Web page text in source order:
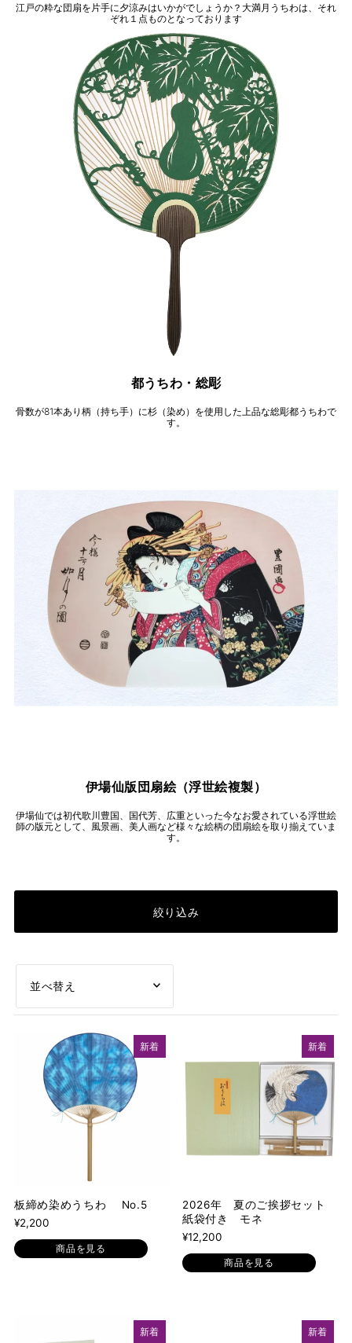
江戸の粋な団扇を片手に夕涼みはいかがでしょうか？大満月うちわは、それ
ぞれ１点ものとなっております
都うちわ・総彫
骨数が81本あり柄（持ち手）に杉（染め）を使用した上品な総彫都うちわで
す。
伊場仙版団扇絵（浮世絵複製）
伊場仙では初代歌川豊国、国代芳、広重といった今なお愛されている浮世絵
師の版元として、風景画、美人画など様々な絵柄の団扇絵を取り揃えていま
す。
絞り込み
オススメ
関連性が最も高い
ベストセラー
アルファベット順, A-Z
価格の高い順
新着
板締め染めうちわ No.5
¥2,200
商品を見る
新着
2026年 夏のご挨拶セット
紙袋付き モネ
¥12,200
商品を見る
新着 新着